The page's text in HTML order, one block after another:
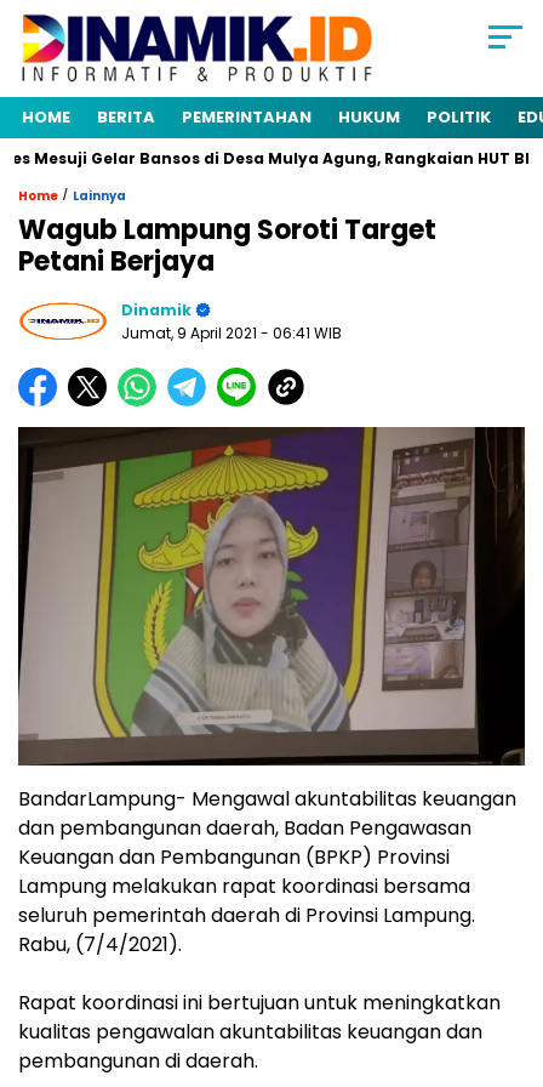
HOME BERITA PEMERINTAHAN HUKUM POLITIK
Mesuji Gelar Bansos di Desa Mulya Agung, Rangkaian HUT
Home / Lainnya
Wagub Lampung Soroti Target
Petani Berjaya
Dinamik
Jumat, 9 April 2021 - 06:41 WIB
BandarLampung- Mengawal akuntabilitas keuangan
dan pembangunan daerah, Badan Pengawasan
Keuangan dan Pembangunan (BPKP) Provinsi
Lampung melakukan rapat koordinasi bersama
seluruh pemerintah daerah di Provinsi Lampung.
Rabu, (7/4/2021).
Rapat koordinasi ini bertujuan untuk meningkatkan
kualitas pengawalan akuntabilitas keuangan dan
pembangunan di daerah.